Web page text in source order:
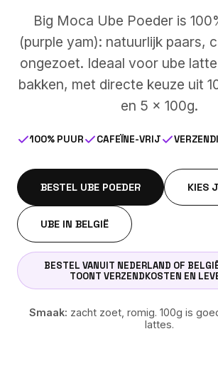
Big Moca Ube Poeder is
(purple yam): natuurlijk paars,
ongezoet. Ideaal voor ube
bakken, met directe keuze uit
en 5 x 100g.
100% PUUR CAFEÏNE-VRIJ
BESTEL UBE POEDER KIES
UBE IN BELGIË
BESTEL VANUIT NEDERLAND OF
TOONT VERZENDKOSTEN EN
Smaak: zacht zoet, romig. 100g is
lattes.